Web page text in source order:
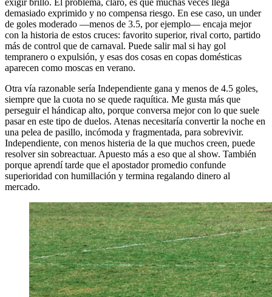
exigir brillo. El problema, claro, es que muchas veces llega
demasiado exprimido y no compensa riesgo. En ese caso, un under
de goles moderado —menos de 3.5, por ejemplo— encaja mejor
con la historia de estos cruces: favorito superior, rival corto, partido
más de control que de carnaval. Puede salir mal si hay gol
tempranero o expulsión, y esas dos cosas en copas domésticas
aparecen como moscas en verano.
Otra vía razonable sería Independiente gana y menos de 4.5 goles,
siempre que la cuota no se quede raquítica. Me gusta más que
perseguir el hándicap alto, porque conversa mejor con lo que suele
pasar en este tipo de duelos. Atenas necesitaría convertir la noche en
una pelea de pasillo, incómoda y fragmentada, para sobrevivir.
Independiente, con menos histeria de la que muchos creen, puede
resolver sin sobreactuar. Apuesto más a eso que al show. También
porque aprendí tarde que el apostador promedio confunde
superioridad con humillación y termina regalando dinero al
mercado.